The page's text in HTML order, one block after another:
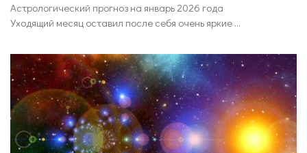
Астрологический прогноз на январь 2026 года
Уходящий месяц оставил после себя очень яркие ...